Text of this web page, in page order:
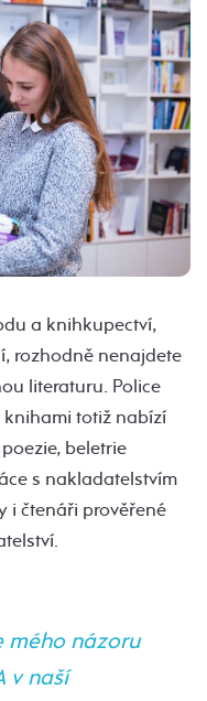
a knihkupectví,
rozhodně nenajdete
literaturu. Police
totiž nabízí
beletrie
s nakladatelstvím
i čtenáři prověřené
mého názoru
v naší